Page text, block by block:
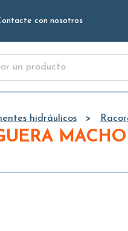
con nosotros
hidráulicos
MACHO